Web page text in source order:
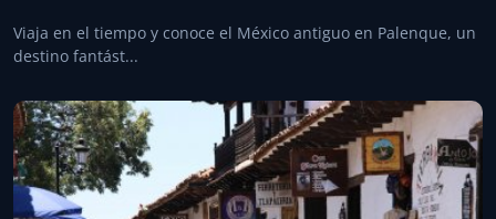
Viaja en el tiempo y conoce el México antiguo en Palenque, un
destino fantást...